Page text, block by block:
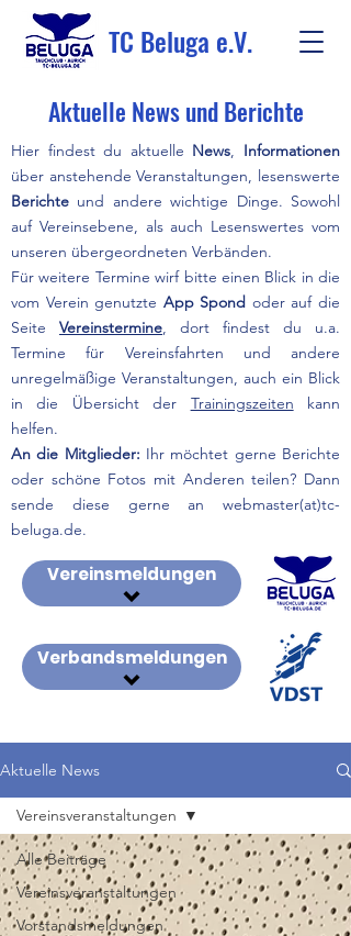
TC Beluga e.V.
Aktuelle News und Berichte
Hier findest du aktuelle News, Informationen
über anstehende Veranstaltungen, lesenswerte
Berichte und andere wichtige Dinge. Sowohl
auf Vereinsebene, als auch Lesenswertes vom
unseren übergeordneten Verbänden.
Für weitere Termine wirf bitte einen Blick in die
vom Verein genutzte App Spond oder auf die
Seite Vereinstermine, dort findest du u.a.
Termine für Vereinsfahrten und andere
unregelmäßige Veranstaltungen, auch ein Blick
in die Übersicht der Trainingszeiten kann
helfen.
An die Mitglieder: Ihr möchtet gerne Berichte
oder schöne Fotos mit Anderen teilen? Dann
sende diese gerne an webmaster(at)tc-
beluga.de.
Vereinsmeldungen
Verbandsmeldungen
Aktuelle News
Alle Beiträge
Vereinsveranstaltungen
Vorstandsmeldungen
Vereinsveranstaltungen